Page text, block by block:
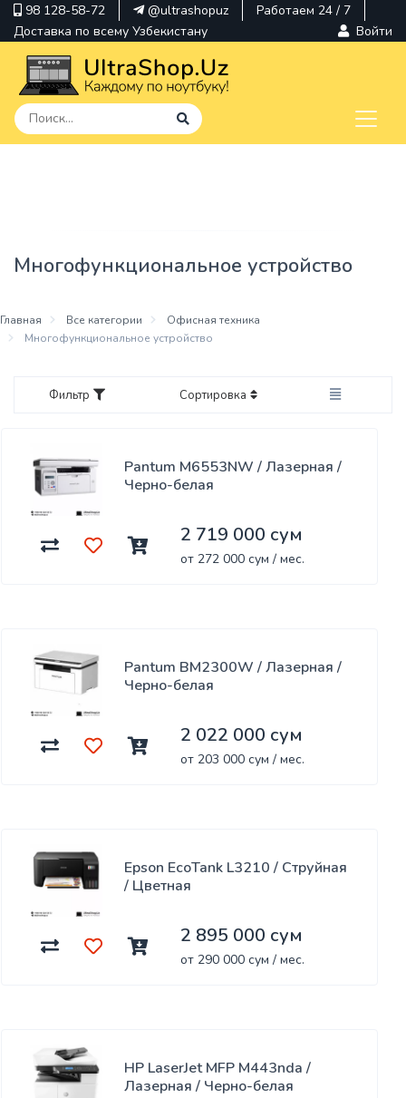
98 128-58-72 @ultrashopuz
Работаем 24 / 7
Доставка по всему Узбекистану
Войти
Hp
Многофункциональное устройство
Главная Все категории
Офисная техника
Многофункциональное устройство
Фильтр Сортировка
Pantum M6553NW / Лазерная /
Черно-белая
2 719 000 сум
от 272 000 сум / мес.
Pantum BM2300W / Лазерная /
Черно-белая
2 022 000 сум
от 203 000 сум / мес.
Epson EcoTank L3210 / Струйная
/ Цветная
2 895 000 сум
от 290 000 сум / мес.
HP LaserJet MFP M443nda /
Лазерная / Черно-белая